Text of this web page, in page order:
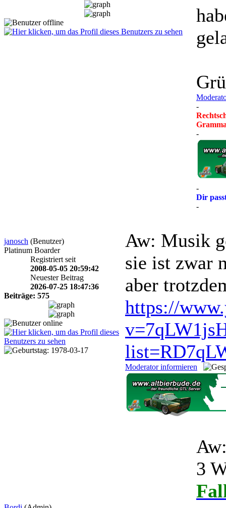
-
-
-
Dir
-
janosch (Benutzer)
Platinum Boarder
Registriert seit
2008-05-05 20:59:42
Neuester Beitrag
2026-07-25 18:47:36
Beiträge: 575
Aw: Musik
sie ist zwar
aber
https://
Moderator informieren
3